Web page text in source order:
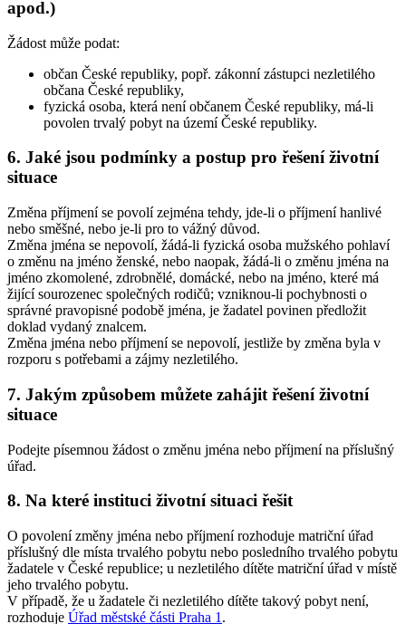
apod.)
Žádost může podat:
občan České republiky, popř. zákonní zástupci nezletilého
občana České republiky,
fyzická osoba, která není občanem České republiky, má-li
povolen trvalý pobyt na území České republiky.
6. Jaké jsou podmínky a postup pro řešení životní
situace
Změna příjmení se povolí zejména tehdy, jde-li o příjmení hanlivé
nebo směšné, nebo je-li pro to vážný důvod.
Změna jména se nepovolí, žádá-li fyzická osoba mužského pohlaví
o změnu na jméno ženské, nebo naopak, žádá-li o změnu jména na
jméno zkomolené, zdrobnělé, domácké, nebo na jméno, které má
žijící sourozenec společných rodičů; vzniknou-li pochybnosti o
správné pravopisné podobě jména, je žadatel povinen předložit
doklad vydaný znalcem.
Změna jména nebo příjmení se nepovolí, jestliže by změna byla v
rozporu s potřebami a zájmy nezletilého.
7. Jakým způsobem můžete zahájit řešení životní
situace
Podejte písemnou žádost o změnu jména nebo příjmení na příslušný
úřad.
8. Na které instituci životní situaci řešit
O povolení změny jména nebo příjmení rozhoduje matriční úřad
příslušný dle místa trvalého pobytu nebo posledního trvalého pobytu
žadatele v České republice; u nezletilého dítěte matriční úřad v místě
jeho trvalého pobytu.
V případě, že u žadatele či nezletilého dítěte takový pobyt není,
rozhoduje Úřad městské části Praha 1 .